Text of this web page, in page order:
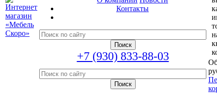
Контакты
+7 (930) 833-88-03